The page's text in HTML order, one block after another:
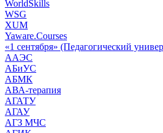
WorldSkills
WSG
XUM
Yaware.Courses
«1 сентября» (Педагогический
ААЭС
АБиУС
АБМК
АВА-терапия
АГАТУ
АГАУ
АГЗ МЧС